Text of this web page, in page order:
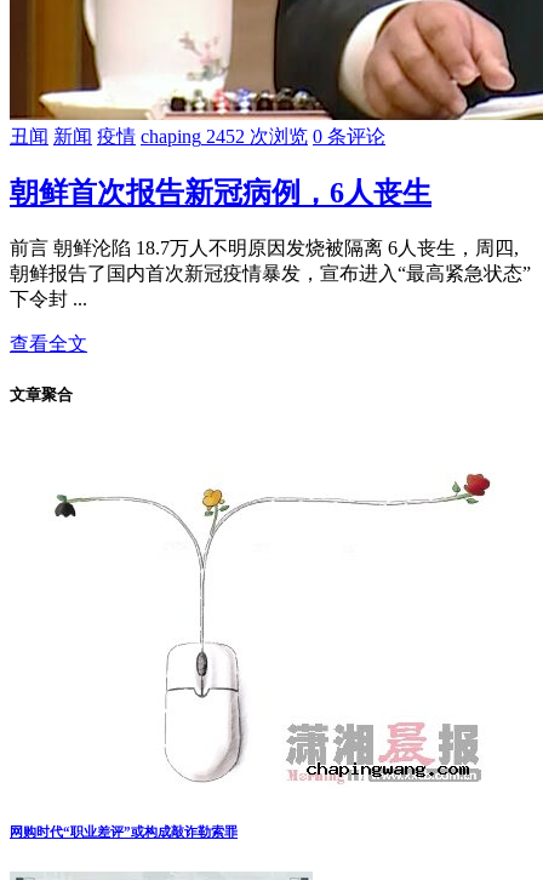
丑闻 新闻 疫情 chaping 2452 次浏览 0 条评论
朝鲜首次报告新冠病例，6人丧生
前言 朝鲜沦陷 18.7万人不明原因发烧被隔离 6人丧生，周四,
朝鲜报告了国内首次新冠疫情暴发，宣布进入“最高紧急状态”
下令封 ...
查看全文
文章聚合
网购时代“职业差评”或构成敲诈勒索罪